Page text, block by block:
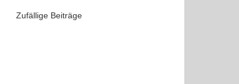
Zufällige Beiträge